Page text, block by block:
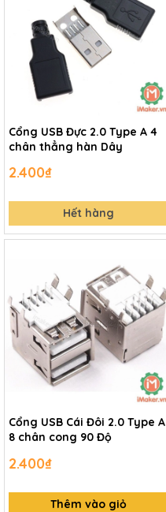
Cổng USB Đực 2.0 Type A 4
chân thẳng hàn Dây
2.400₫
Hết hàng
Cổng USB Cái Đôi 2.0 Type A
8 chân cong 90 Độ
2.400₫
Thêm vào giỏ